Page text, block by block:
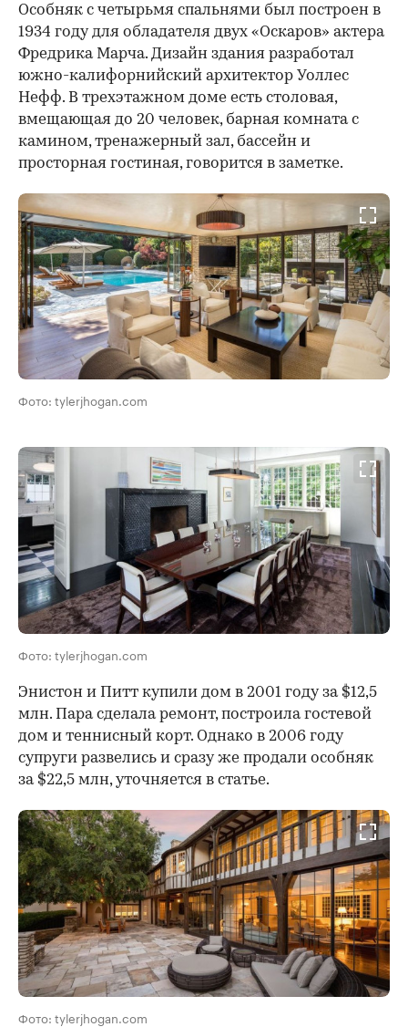
Особняк с четырьмя спальнями был построен в
1934 году для обладателя двух «Оскаров» актера
Фредрика Марча. Дизайн здания разработал
южно-калифорнийский архитектор Уоллес
Нефф. В трехэтажном доме есть столовая,
вмещающая до 20 человек, барная комната с
камином, тренажерный зал, бассейн и
просторная гостиная, говорится в заметке.
Фото: tylerjhogan.com
00:00 00:00
Фото: tylerjhogan.com
Энистон и Питт купили дом в 2001 году за $12,5
млн. Пара сделала ремонт, построила гостевой
дом и теннисный корт. Однако в 2006 году
супруги развелись и сразу же продали особняк
за $22,5 млн, уточняется в статье.
Фото: tylerjhogan.com